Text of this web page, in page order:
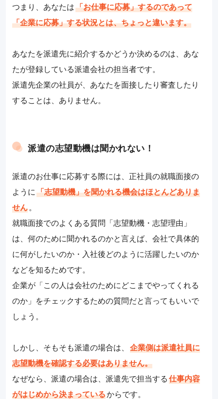
つまり、あなたは「お仕事に応募」するのであって
「企業に応募」する状況とは、ちょっと違います。
あなたを派遣先に紹介するかどうか決めるのは、あな
たが登録している派遣会社の担当者です。
派遣先企業の社員が、あなたを面接したり審査したり
することは、ありません。
派遣の志望動機は聞かれない！
派遣のお仕事に応募する際には、正社員の就職面接の
ように「志望動機」を聞かれる機会はほとんどありま
せん。
就職面接でのよくある質問「志望動機・志望理由」
は、何のために聞かれるのかと言えば、会社で具体的
に何がしたいのか・入社後どのように活躍したいのか
などを知るためです。
企業が「この人は会社のためにどこまでやってくれる
のか」をチェックするための質問だと言ってもいいで
しょう。
しかし、そもそも派遣の場合は、 企業側は派遣社員に
志望動機を確認する必要はありません。
なぜなら、派遣の場合は、派遣先で担当する仕事内容
がはじめから決まっているからです。